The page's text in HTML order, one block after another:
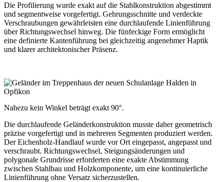
Die Profilierung wurde exakt auf die Stahlkonstruktion abgestimmt
und segmentweise vorgefertigt. Gehrungsschnitte und verdeckte
Verschraubungen gewährleisten eine durchlaufende Linienführung
über Richtungswechsel hinweg. Die fünfeckige Form ermöglicht
eine definierte Kantenführung bei gleichzeitig angenehmer Haptik
und klarer architektonischer Präsenz.
Nahezu kein Winkel beträgt exakt 90°.
Die durchlaufende Geländerkonstruktion musste daher geometrisch
präzise vorgefertigt und in mehreren Segmenten produziert werden.
Der Eichenholz-Handlauf wurde vor Ort eingepasst, angepasst und
verschraubt. Richtungswechsel, Steigungsänderungen und
polygonale Grundrisse erforderten eine exakte Abstimmung
zwischen Stahlbau und Holzkomponente, um eine kontinuierliche
Linienführung ohne Versatz sicherzustellen.